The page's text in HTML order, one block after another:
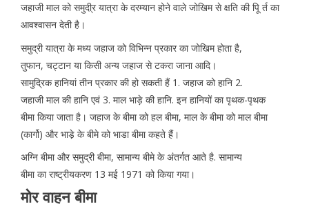
जहाजी माल को समुदी्र यात्रा के दरम्यान होने वाले जोखिम से क्षति की पूि र्त का
आवश्वासन देती है।
समुद्री यात्रा के मध्य जहाज को विभिन्न प्रकार का जोखिम होता है,
तुफान, चट्टान या किसी अन्य जहाज से टकरा जाना आदि।
सामुद्रिक हानियां तीन प्रकार की हो सकती हैं 1. जहाज को हानि 2.
जहाजी माल की हानि एवं 3. माल भाड़े की हानि. इन हानियों का पृथक-पृथक
बीमा किया जाता है। जहाज के बीमा को हल बीमा, माल के बीमा को माल बीमा
(कार्गो) और भाडे़ के बीमे को भाडा बीमा कहते हैं।
अग्नि बीमा और समुद्री बीमा, सामान्य बीमे के अंतर्गत आते है. सामान्य
बीमा का राष्ट्रीयकरण 13 मई 1971 को किया गया।
मोर वाहन बीमा